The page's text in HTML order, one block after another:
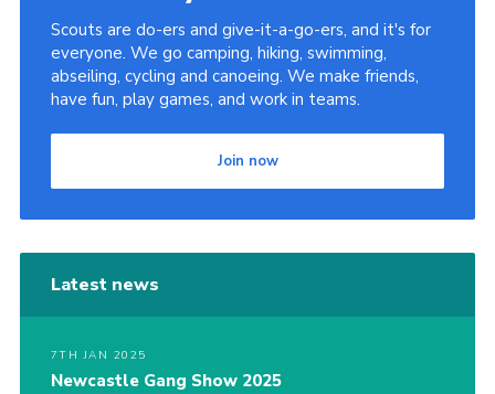
Scouts are do-ers and give-it-a-go-ers, and it's for
everyone. We go camping, hiking, swimming,
abseiling, cycling and canoeing. We make friends,
have fun, play games, and work in teams.
Join now
Latest news
7TH JAN 2025
Newcastle Gang Show 2025